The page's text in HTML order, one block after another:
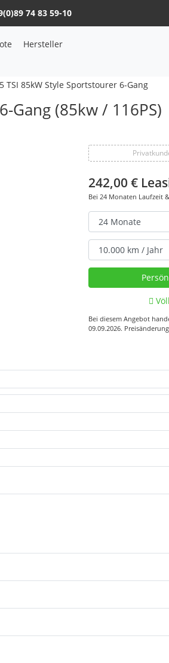
74 83 59-10
Hersteller
TSI 85kW Style Sportstourer 6-Gang
Gang (85kw / 116PS)
242,00 €
Bei 24 Monaten Laufzeit &
Bei diesem Angebot
09.09.2026.
oder benötigen Hilfe?